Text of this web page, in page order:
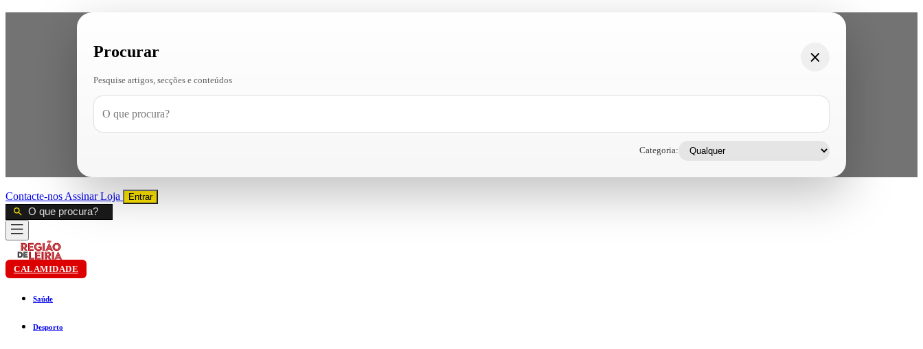
Procurar
Pesquise artigos, secções e conteúdos
Categoria:
Contacte-nos AssinarLoja Entrar
CALAMIDADE
Saúde
Desporto